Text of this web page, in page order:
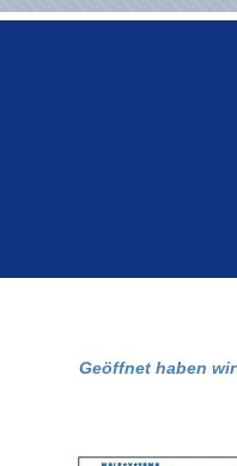
Geöffnet haben
Link zur